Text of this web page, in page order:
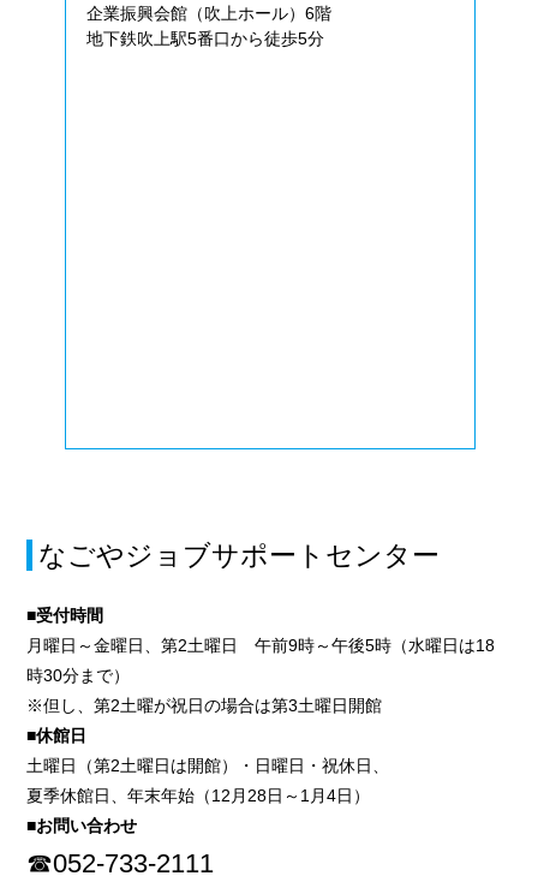
企業振興会館（吹上ホール）6階
地下鉄吹上駅5番口から徒歩5分
なごやジョブサポートセンター
■受付時間
月曜日～金曜日、第2土曜日 午前9時～午後5時（水曜日は18
時30分まで）
※但し、第2土曜が祝日の場合は第3土曜日開館
■休館日
土曜日（第2土曜日は開館）・日曜日・祝休日、
夏季休館日、年末年始（12月28日～1月4日）
■お問い合わせ
☎052-733-2111